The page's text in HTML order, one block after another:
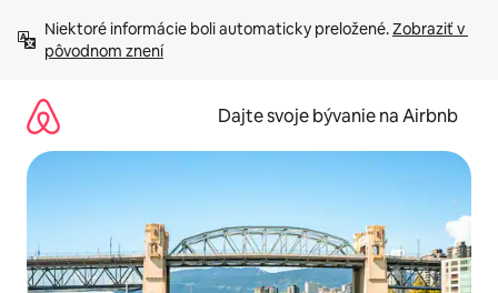
obsah.
Niektoré informácie boli automaticky preložené. Zobraziť v
pôvodnom znení
Dajte svoje bývanie na Airbnb